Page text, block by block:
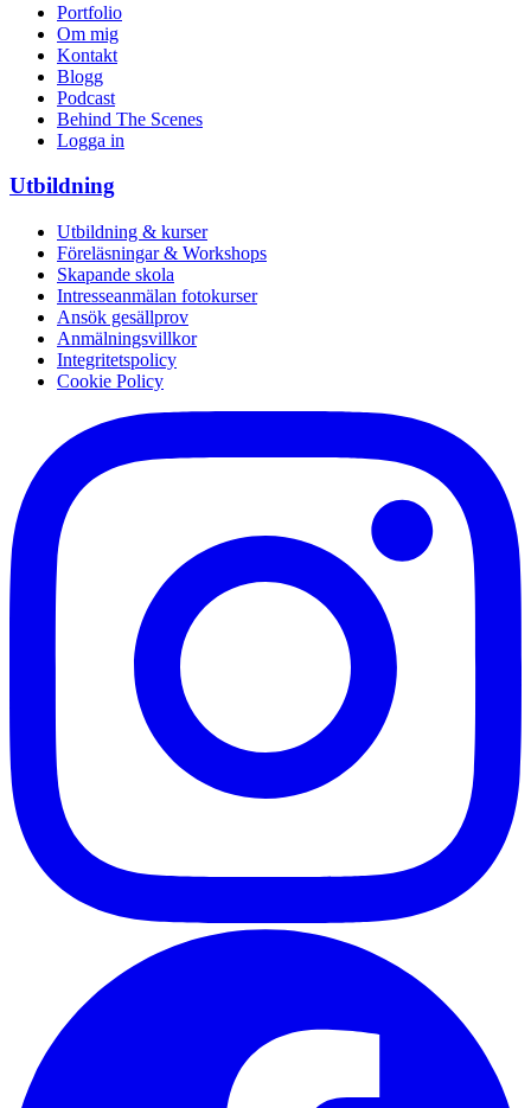
Portfolio
Om mig
Kontakt
Blogg
Podcast
Behind The Scenes
Logga in
Utbildning
Utbildning & kurser
Föreläsningar & Workshops
Skapande skola
Intresseanmälan fotokurser
Ansök gesällprov
Anmälningsvillkor
Integritetspolicy
Cookie Policy